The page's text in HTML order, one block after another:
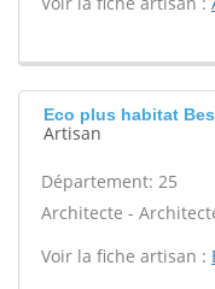
Eco plus habitat
Artisan
Département: 25
Architecte -
Voir la fiche artisan :